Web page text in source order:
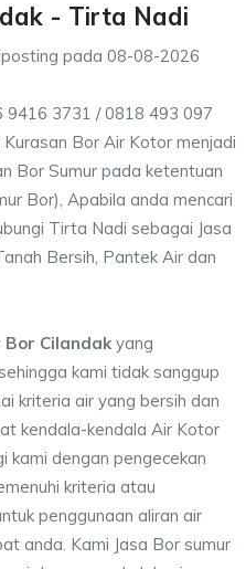
- Tirta Nadi
pada 08-08-2026
9416 3731 / 0818 493 097
Bor Air Kotor menjadi
Bor Sumur pada ketentuan
Bor), Apabila anda mencari
Tirta Nadi sebagai Jasa
Bersih, Pantek Air dan
Bor Cilandak yang
kami tidak sanggup
kriteria air yang bersih dan
kendala-kendala Air Kotor
kami dengan pengecekan
kriteria atau
penggunaan aliran air
anda. Kami Jasa Bor sumur